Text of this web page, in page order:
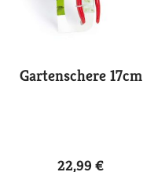
Gartenschere 17cm
22,99 €